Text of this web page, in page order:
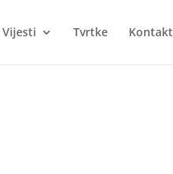
Vijesti Tvrtke Kontakt